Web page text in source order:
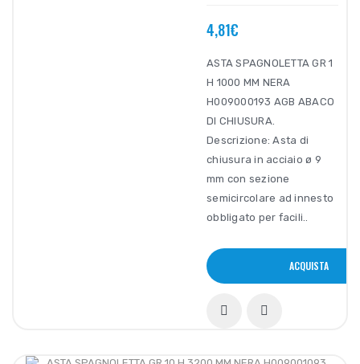
4,81€
ASTA SPAGNOLETTA GR 1
H 1000 MM NERA
H009000193 AGB ABACO
DI CHIUSURA.
Descrizione: Asta di
chiusura in acciaio ø 9
mm con sezione
semicircolare ad innesto
obbligato per facili..
ACQUISTA